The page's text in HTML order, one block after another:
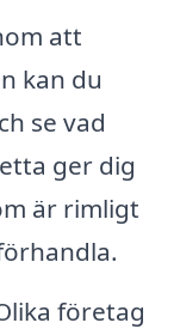
att
kan du
se vad
ger dig
är rimligt
företag